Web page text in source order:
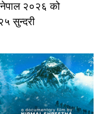
नेपाल २०२६ को
सुन्दरी